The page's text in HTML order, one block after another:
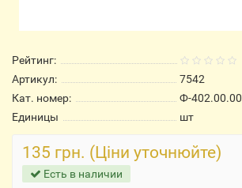
Рейтинг:
Артикул:
7542
Кат. номер:
Ф-402.00.00
Единицы
шт
135 грн. (Ціни уточнюйте)
Есть в наличии